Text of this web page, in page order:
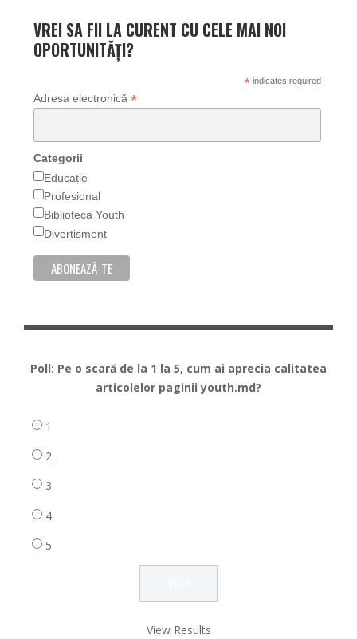
VREI SA FII LA CURENT CU CELE MAI NOI
OPORTUNITĂȚI?
*indicates required
Adresa electronică *
Categorii
Educație
Profesional
Biblioteca Youth
Divertisment
Poll: Pe o scară de la 1 la 5, cum ai aprecia calitatea
articolelor paginii youth.md?
1
2
3
4
5
View Results